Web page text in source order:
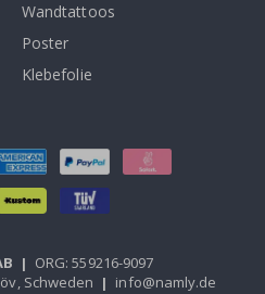
Wandtattoos
Poster
Klebefolie
| ORG: 559216-9097
Schweden | info@namly.de